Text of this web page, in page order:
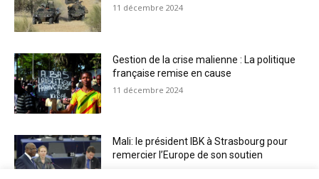
11 décembre 2024
Gestion de la crise malienne : La politique
française remise en cause
11 décembre 2024
Mali: le président IBK à Strasbourg pour
remercier l’Europe de son soutien